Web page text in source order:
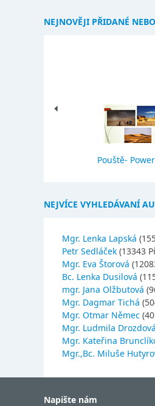
NEJNOVĚJI PŘIDANÉ
Pouště-
NEJVÍCE VYHLEDÁVANÍ
Mgr. Lenka Lapská
Petr Sedláček (13343
Mgr. Eva Štorová
Bc. Lenka Dusilová
mgr. Jana Olžbutová
Mgr. Dagmar Tichá
Mgr. Otmar Němec
Mgr. Ludmila Drozdová
Mgr. Kateřina
Mgr.,Bc. Miluše
Napište nám